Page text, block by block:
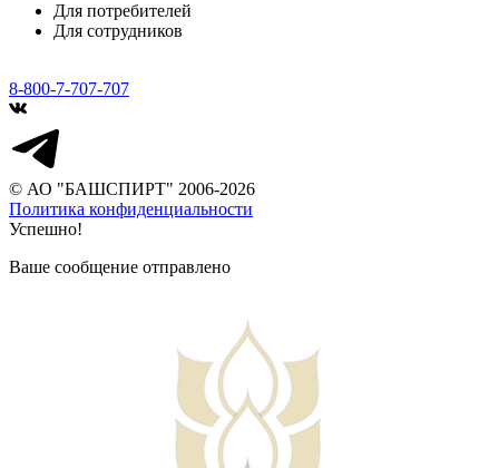
Для потребителей
Для сотрудников
8-800-7-707-707
© АО "БАШСПИРТ" 2006-2026
Политика конфиденциальности
Успешно!
Ваше сообщение отправлено